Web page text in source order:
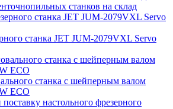
станков на склад
станка JET JUM-2079VXL Servo
станка с шейперным валом
ECO